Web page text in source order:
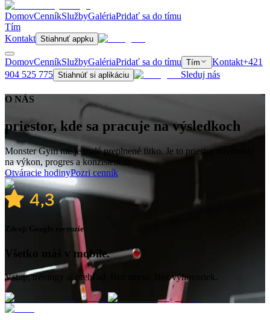
DomovCenníkSlužbyGalériaPridať sa do tímu
Tím
Kontakt Stiahnuť appku
DomovCenníkSlužbyGalériaPridať sa do tímu Tím Kontakt+421
904 525 775 Stiahnúť si aplikáciu Sleduj nás
O NÁS
priestor, kde sa pracuje na výsledkoch
Monster Gym nie je malé preplnené fitko. Je to priestor navrhnutý
na výkon, progres a konzistenciu.
Otváracie hodinyPozri cenník
Zdroj: Google recenzie
Všetko máš v mobile.
Vstup, tréningy aj prehľad. Bez stresu. Bez výhovoriek.